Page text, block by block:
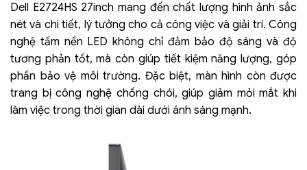
Dell E2724HS 27inch mang đến chất lượng hình ảnh sắc
nét và chi tiết, lý tưởng cho cả công việc và giải trí. Công
nghệ tấm nền LED không chỉ đảm bảo độ sáng và độ
tương phản tốt, mà còn giúp tiết kiệm năng lượng, góp
phần bảo vệ môi trường. Đặc biệt, màn hình còn được
trang bị công nghệ chống chói, giúp giảm mỏi mắt khi
làm việc trong thời gian dài dưới ánh sáng mạnh.